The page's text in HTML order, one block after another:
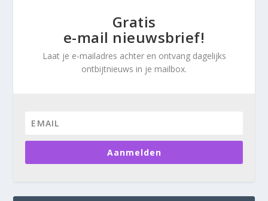
Gratis
e-mail nieuwsbrief!
Laat je e-mailadres achter en ontvang dagelijks
ontbijtnieuws in je mailbox.
Aanmelden